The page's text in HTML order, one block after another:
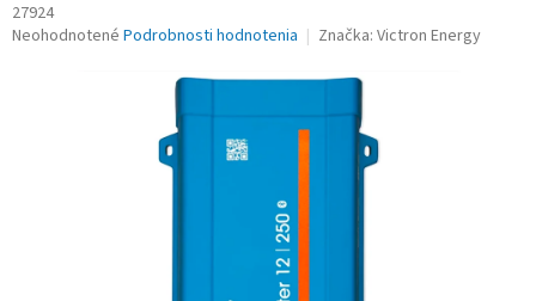
27924
Priemerné
Neohodnotené Podrobnosti hodnotenia Značka: Victron Energy